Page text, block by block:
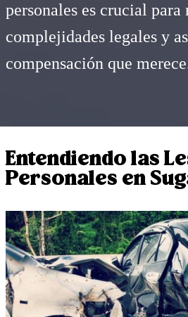
personales es crucial para
complejidades legales y
compensación que
Entendiendo las
Personales en